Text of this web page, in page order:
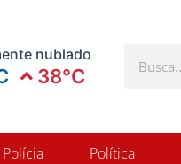
nublado
38°C
Polícia Política